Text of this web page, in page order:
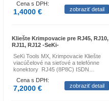
Cena s DPH:
1,4000 € zobraziť detail
Kliešte Krimpovacie pre RJ45, RJ10,
RJ11, RJ12 -SeKi-
SeKi Tools MX, Krimpovacie Kliešte
viacúčelové na sieťové a telefónne
konektory RJ45 (8P8C) ISDN…
Cena s DPH:
7,2000 € zobraziť detail